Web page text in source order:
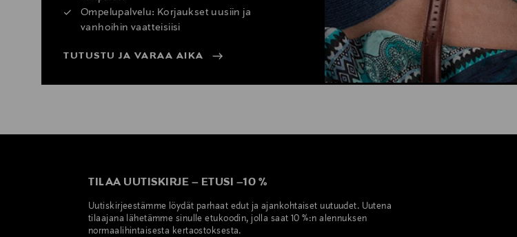
Ompelupalvelu: Korjaukset uusiin ja
vanhoihin vaatteisiisi
TUTUSTU JA VARAA AIKA
TILAA UUTISKIRJE – ETUSI –10 %
Uutiskirjeestämme löydät parhaat edut ja ajankohtaiset uutuudet. Uutena
tilaajana lähetämme sinulle etukoodin, jolla saat 10 %:n alennuksen
normaalihintaisesta kertaostoksesta.